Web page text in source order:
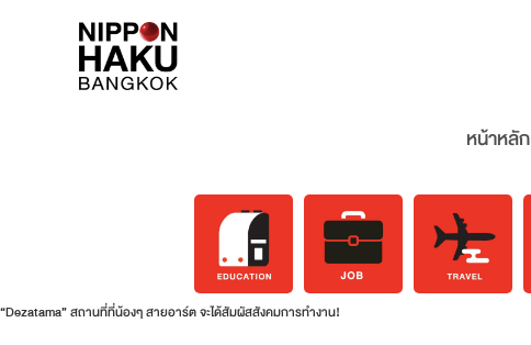
หน้าหลัก
“Dezatama” สถานที่ที่น้องๆ สายอาร์ต จะได้สัมผัสสังคมการทำงาน!